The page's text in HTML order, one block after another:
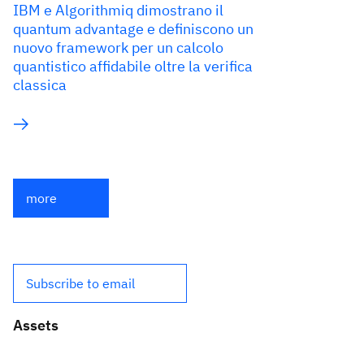
IBM e Algorithmiq dimostrano il
quantum advantage e definiscono un
nuovo framework per un calcolo
quantistico affidabile oltre la verifica
classica
more
Subscribe to email
Assets